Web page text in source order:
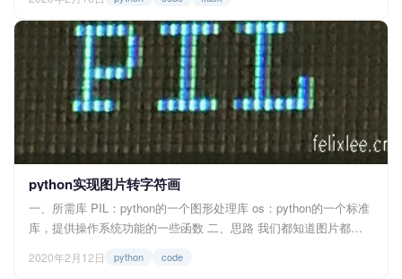
想去到底写什么题材呢？有了！——教程！分享点什么东西又能有
一点儿价值（颇有点好为人师的意味hh），最重要的是有很多内容
可以写；还有一种说法，教别人知识的同时也在无形中巩固了自己
的知识，这种双赢的...
python实现图片转字符画
一、所需库 PIL：python的一个图形处理库 os：python的一个标准
库，提供操作系统功能的一些函数 二、思路 我们都知道图片都是
色R红色、G绿色、B蓝色各自按0到255组合而成，颜色所代表的
2020年2月12日 python code